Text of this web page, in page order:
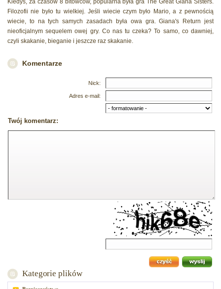
Kiedyś, za czasów 8 bitowców, popularna była gra The Great Giana Sisters.
Filozofii nie było tu wielkiej. Jeśli wiecie czym było Mario, a z pewnością
wiecie, to na tych samych zasadach była owa gra. Giana's Return jest
nieoficjalnym sequelem owej gry. Co nas tu czeka? To samo, co dawniej,
czyli skakanie, bieganie i jeszcze raz skakanie.
Komentarze
Nick:
Adres e-mail:
Twój komentarz:
Kategorie plików